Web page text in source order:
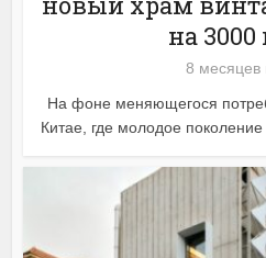
на
8 месяцев
На фоне меняющегося
Китае, где молодое